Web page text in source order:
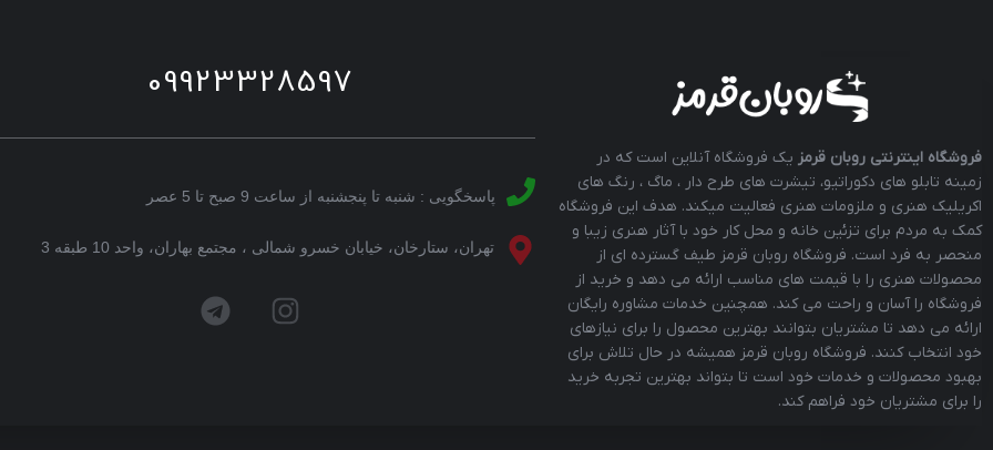
فروشگاه اینترنتی روبان قرمز یک فروشگاه آنلاین است که در
زمینه تابلو های دکوراتیو، تیشرت های طرح دار ، ماگ ، رنگ های
اکریلیک هنری و ملزومات هنری فعالیت میکند. هدف این فروشگاه
کمک به مردم برای تزئین خانه و محل کار خود با آثار هنری زیبا و
منحصر به فرد است. فروشگاه روبان قرمز طیف گسترده ای از
محصولات هنری را با قیمت های مناسب ارائه می دهد و خرید از
فروشگاه را آسان و راحت می کند. همچنین خدمات مشاوره رایگان
ارائه می دهد تا مشتریان بتوانند بهترین محصول را برای نیازهای
خود انتخاب کنند. فروشگاه روبان قرمز همیشه در حال تلاش برای
بهبود محصولات و خدمات خود است تا بتواند بهترین تجربه خرید
را برای مشتریان خود فراهم کند.
09923328597
پاسخگویی : شنبه تا پنجشنبه از ساعت 9 صبح تا 5 عصر
تهران، ستارخان، خیابان خسرو شمالی ، مجتمع بهاران، واحد 10 طبقه 3